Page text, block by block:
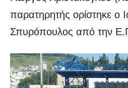
παρατηρητής ορίστηκε ο
Σπυρόπουλος από την